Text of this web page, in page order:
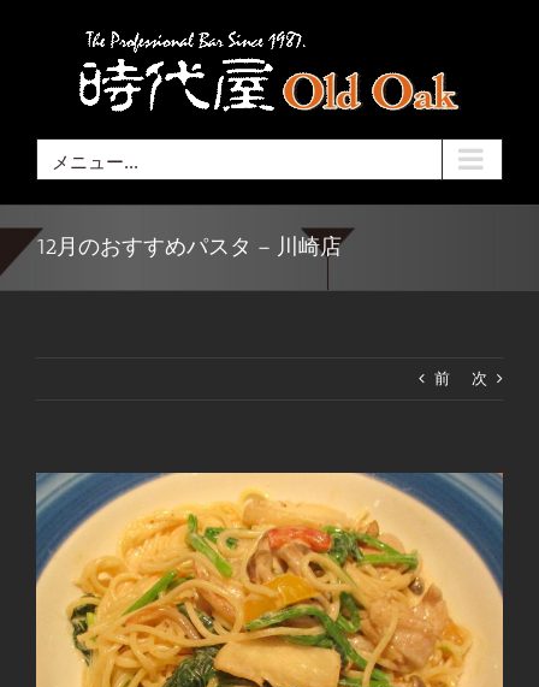
メニュー...
12月のおすすめパスタ – 川崎店
前 次
View
Larger
Image